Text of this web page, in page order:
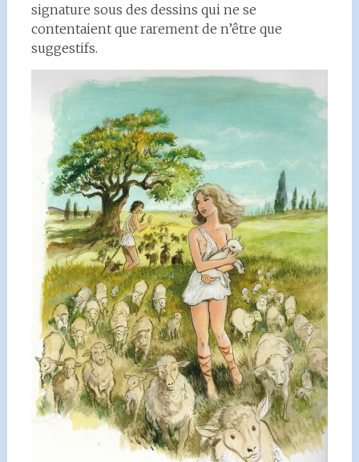
signature sous des dessins qui ne se
contentaient que rarement de n’être que
suggestifs.